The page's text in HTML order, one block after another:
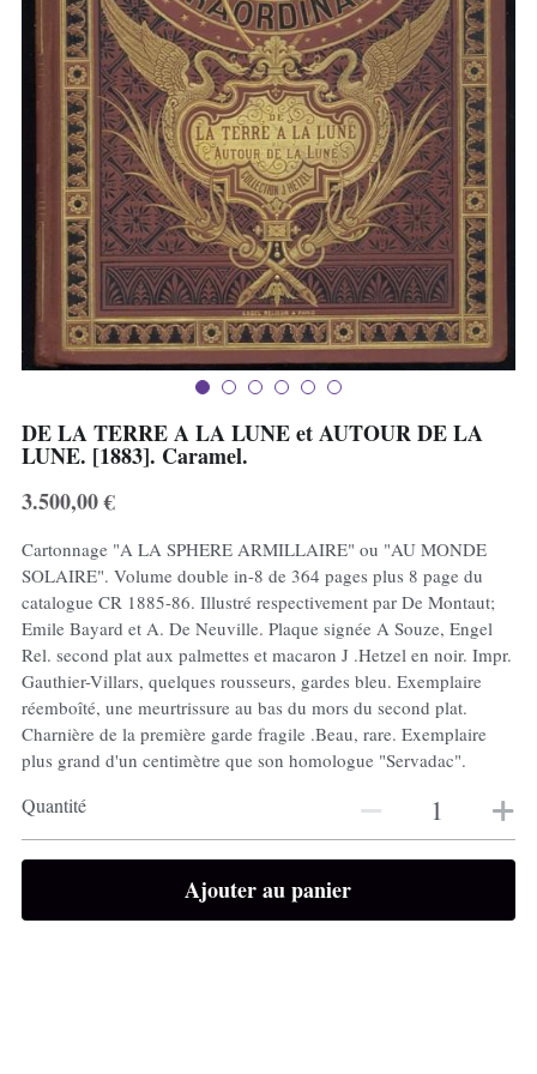
Deux Eléphants
J.V. Divers
Livres anciens
DE LA TERRE A LA LUNE et AUTOUR DE LA
LUNE. [1883]. Caramel.
3.500,00 €
Cartonnage "A LA SPHERE ARMILLAIRE" ou "AU MONDE
SOLAIRE". Volume double in-8 de 364 pages plus 8 page du
catalogue CR 1885-86. Illustré respectivement par De Montaut;
Emile Bayard et A. De Neuville. Plaque signée A Souze, Engel
Rel. second plat aux palmettes et macaron J .Hetzel en noir. Impr.
Gauthier-Villars, quelques rousseurs, gardes bleu. Exemplaire
réemboîté, une meurtrissure au bas du mors du second plat.
Charnière de la première garde fragile .Beau, rare. Exemplaire
plus grand d'un centimètre que son homologue "Servadac".
Quantité
Ajouter au panier